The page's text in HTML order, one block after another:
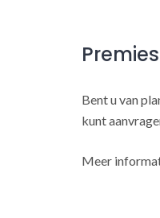
Premies
Bent u van
kunt
Meer